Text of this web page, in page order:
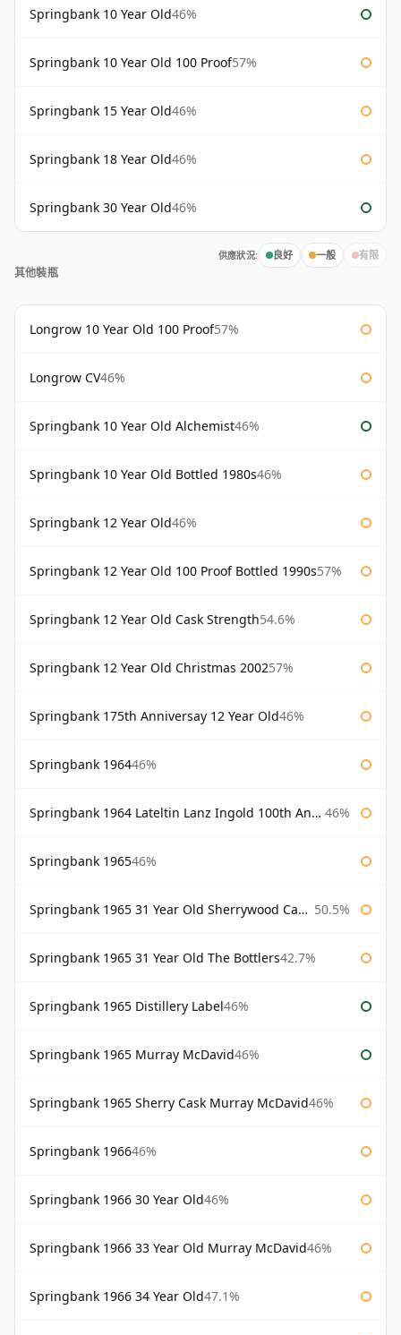
Springbank 10 Year Old46%
Springbank 10 Year Old 100 Proof57%
Springbank 15 Year Old46%
Springbank 18 Year Old46%
Springbank 30 Year Old46%
供應狀況: 良好 一般 有限
其他裝瓶
Longrow 10 Year Old 100 Proof57%
Longrow CV46%
Springbank 10 Year Old Alchemist46%
Springbank 10 Year Old Bottled 1980s46%
Springbank 12 Year Old46%
Springbank 12 Year Old 100 Proof Bottled 1990s57%
Springbank 12 Year Old Cask Strength54.6%
Springbank 12 Year Old Christmas 200257%
Springbank 175th Anniversay 12 Year Old46%
Springbank 196446%
Springbank 1964 Lateltin Lanz Ingold 100th Anniversary 46%
Springbank 196546%
Springbank 1965 31 Year Old Sherrywood Cadenhead's 50.5%
Springbank 1965 31 Year Old The Bottlers42.7%
Springbank 1965 Distillery Label46%
Springbank 1965 Murray McDavid46%
Springbank 1965 Sherry Cask Murray McDavid46%
Springbank 196646%
Springbank 1966 30 Year Old46%
Springbank 1966 33 Year Old Murray McDavid46%
Springbank 1966 34 Year Old47.1%